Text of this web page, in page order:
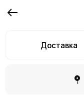
Доставка